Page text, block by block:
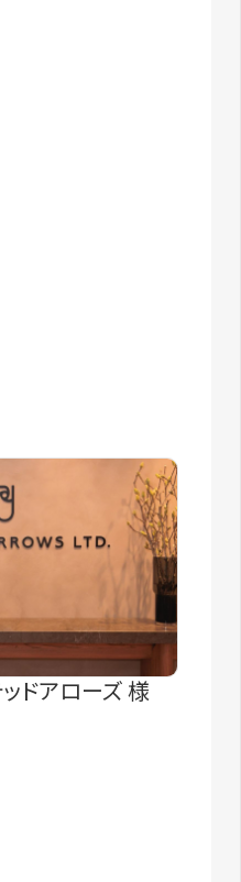
ドアローズ 様